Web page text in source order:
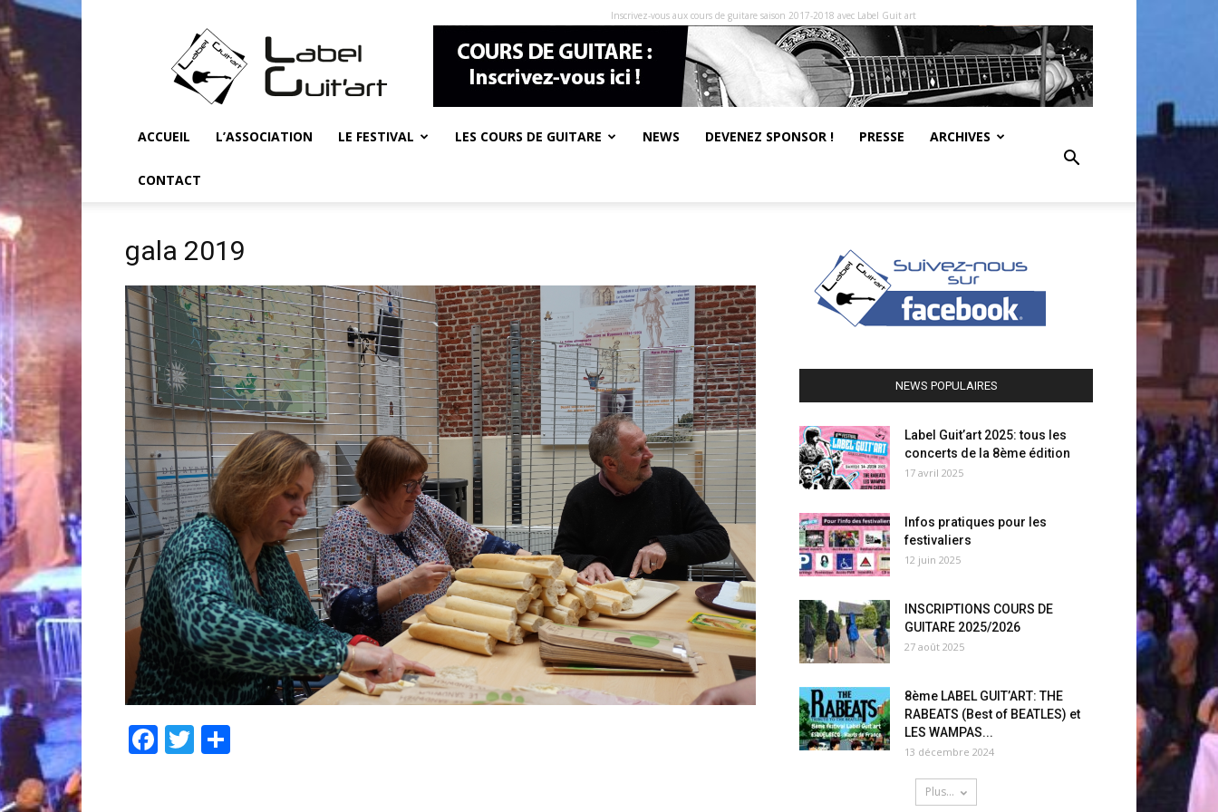
Label
Guit'art
Inscrivez-vous aux cours de guitare saison 2017-2018 avec Label Guit art
ACCUEIL L’ASSOCIATION LE FESTIVAL LES COURS DE GUITARE NEWS DEVENEZ SPONSOR ! PRESSE ARCHIVES
CONTACT
gala 2019
Facebook
Twitter
NEWS POPULAIRES
Label Guit’art 2025: tous les
concerts de la 8ème édition
17 avril 2025
Infos pratiques pour les
festivaliers
12 juin 2025
INSCRIPTIONS COURS DE
GUITARE 2025/2026
27 août 2025
8ème LABEL GUIT’ART: THE
RABEATS (Best of BEATLES) et
LES WAMPAS...
13 décembre 2024
Plus...